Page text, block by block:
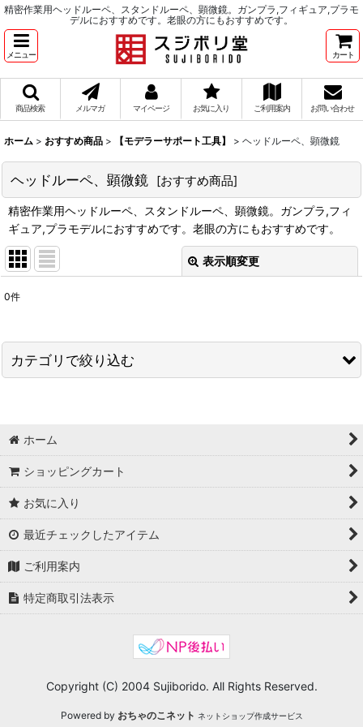
精密作業用ヘッドルーペ、スタンドルーペ、顕微鏡。ガンプラ,フィギュア,プラモ
デルにおすすめです。老眼の方にもおすすめです。
メニュー カート
商品検索 メルマガ マイページ お気に入り ご利用案内 お問い合わせ
ホーム > おすすめ商品 > 【モデラーサポート工具】 > ヘッドルーペ、顕微鏡
ヘッドルーペ、顕微鏡 [おすすめ商品]
精密作業用ヘッドルーペ、スタンドルーペ、顕微鏡。ガンプラ,フィ
ギュア,プラモデルにおすすめです。老眼の方にもおすすめです。
表示順変更
在庫あり
並び順:
0件
カテゴリで絞り込む
パーフェクトバイス、万力
カッター、ニッパー、スクレーパー
超音波洗浄機
ヘッドルーペ、顕微鏡
研ぎ出し用ツール
便利な模型工具ほか
ホーム
ショッピングカート
お気に入り
最近チェックしたアイテム
ご利用案内
特定商取引法表示
Copyright (C) 2004 Sujiborido. All Rights Reserved.
Powered by おちゃのこネット ネットショップ作成サービス